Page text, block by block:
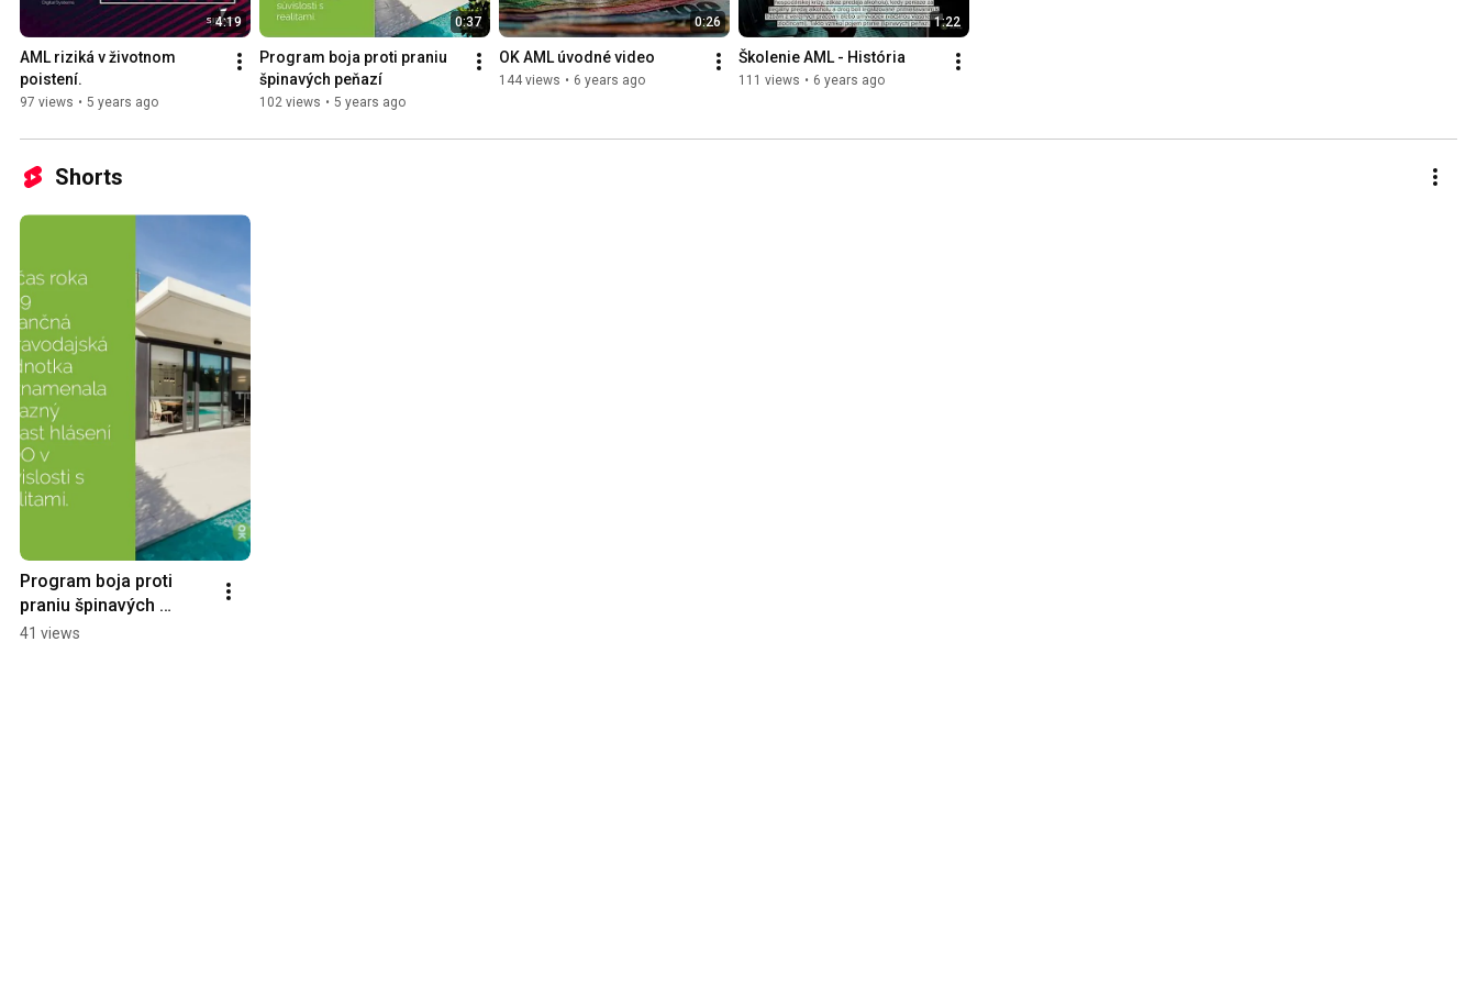
4:19
AML riziká v životnom
poistení.
97 views • 5 years ago
0:37
Program boja proti praniu
špinavých peňazí
102 views • 5 years ago
0:26
OK AML úvodné video
144 views • 6 years ago
1:22
Školenie AML - História
111 views • 6 years ago
Shorts
Program boja proti
praniu špinavých
peňazí
41 views